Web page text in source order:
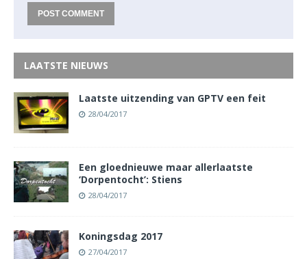
LAATSTE NIEUWS
Laatste uitzending van GPTV een feit
28/04/2017
Een gloednieuwe maar allerlaatste
‘Dorpentocht’: Stiens
28/04/2017
Koningsdag 2017
27/04/2017